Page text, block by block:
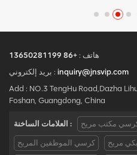
واحدة ، كمية كبيرة مع خصم
كبير.الخدمة المخصصة مع
هاتف : +86 13650281199
بريد إلكتروني : inquiry@jnsvip.com
Add : NO.3 TengHu Road,Dazha
Foshan, Guangdong, China
العلامات الساخنة : مكتب مريح
كرسي الموظفين المريح مريح